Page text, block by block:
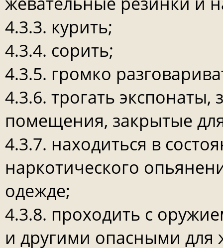
4.3.3. курить;
4.3.4. сорить;
4.3.5. громко
4.3.6. трогать
помещения, закрытые
4.3.7. находиться в
наркотического
одежде;
4.3.8. проходить с
и другими опасными